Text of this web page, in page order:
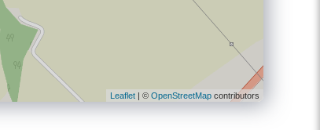
Leaflet | © OpenStreetMap contributors